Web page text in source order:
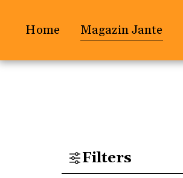
Home Magazin Jante
Filters